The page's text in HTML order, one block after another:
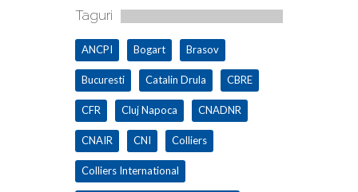
Taguri
ANCPI Bogart Brasov
Bucuresti Catalin Drula CBRE
CFR Cluj Napoca CNADNR
CNAIR CNI Colliers
Colliers International